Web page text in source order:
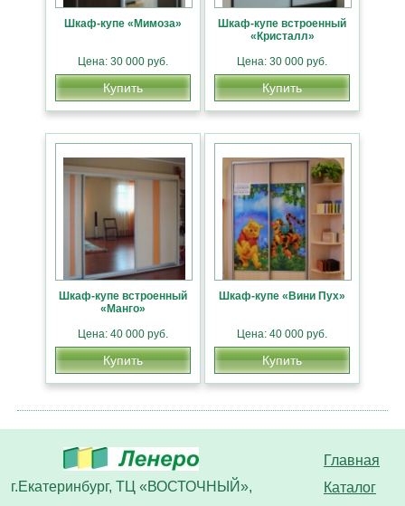
Шкаф-купе «Мимоза»
Цена: 30 000 руб.
Купить
Шкаф-купе встроенный
«Кристалл»
Цена: 30 000 руб.
Купить
Шкаф-купе встроенный
«Манго»
Цена: 40 000 руб.
Купить
Шкаф-купе «Вини Пух»
Цена: 40 000 руб.
Купить
Главная
Каталог
г.Екатеринбург, ТЦ «ВОСТОЧНЫЙ»,